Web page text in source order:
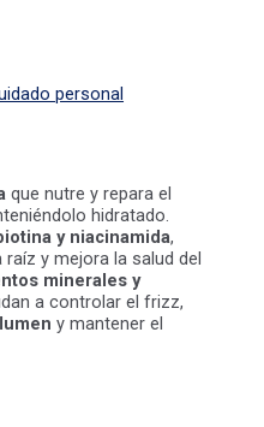
personal
que nutre y repara el
hidratado.
y niacinamida,
y mejora la salud del
minerales y
a controlar el frizz,
y mantener el